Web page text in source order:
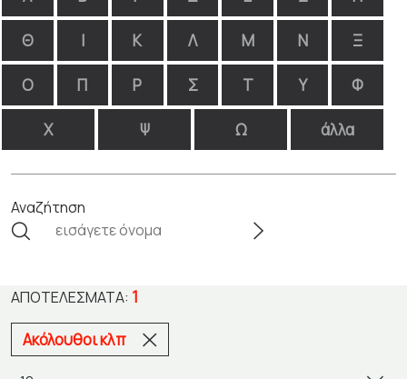
Θ Ι Κ Λ Μ Ν Ξ
Ο Π Ρ Σ Τ Υ Φ
Χ Ψ Ω άλλα
Αναζήτηση
ΑΠΟΤΕΛΈΣΜΑΤΑ: 1
Ακόλουθοι κλπ